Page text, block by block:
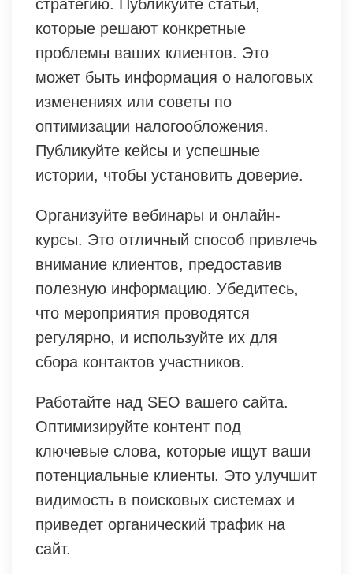
стратегию. Публикуйте статьи,
которые решают конкретные
проблемы ваших клиентов. Это
может быть информация о налоговых
изменениях или советы по
оптимизации налогообложения.
Публикуйте кейсы и успешные
истории, чтобы установить доверие.
Организуйте вебинары и онлайн-
курсы. Это отличный способ привлечь
внимание клиентов, предоставив
полезную информацию. Убедитесь,
что мероприятия проводятся
регулярно, и используйте их для
сбора контактов участников.
Работайте над SEO вашего сайта.
Оптимизируйте контент под
ключевые слова, которые ищут ваши
потенциальные клиенты. Это улучшит
видимость в поисковых системах и
приведет органический трафик на
сайт.